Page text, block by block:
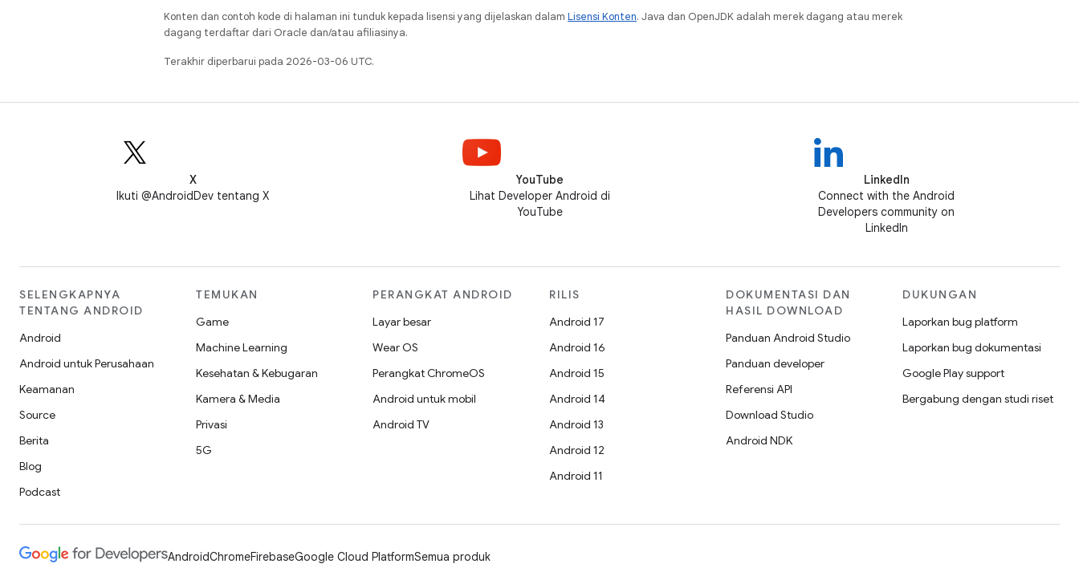
Konten dan contoh kode di halaman ini tunduk kepada lisensi yang dijelaskan dalam Lisensi Konten. Java dan OpenJDK adalah merek dagang atau merek
dagang terdaftar dari Oracle dan/atau afiliasinya.
Terakhir diperbarui pada 2026-03-06 UTC.
X
Ikuti @AndroidDev tentang X
YouTube
Lihat Developer Android di
YouTube
LinkedIn
Connect with the Android
Developers community on
LinkedIn
SELENGKAPNYA
TENTANG ANDROID
Android
Android untuk Perusahaan
Keamanan
Source
Berita
Blog
Podcast
TEMUKAN
Game
Machine Learning
Kesehatan & Kebugaran
Kamera & Media
Privasi
5G
PERANGKAT ANDROID
Layar besar
Wear OS
Perangkat ChromeOS
Android untuk mobil
Android TV
RILIS
Android 17
Android 16
Android 15
Android 14
Android 13
Android 12
Android 11
DOKUMENTASI DAN
HASIL DOWNLOAD
Panduan Android Studio
Panduan developer
Referensi API
Download Studio
Android NDK
DUKUNGAN
Laporkan bug platform
Laporkan bug dokumentasi
Google Play support
Bergabung dengan studi riset
AndroidChromeFirebaseGoogle Cloud PlatformSemua produk